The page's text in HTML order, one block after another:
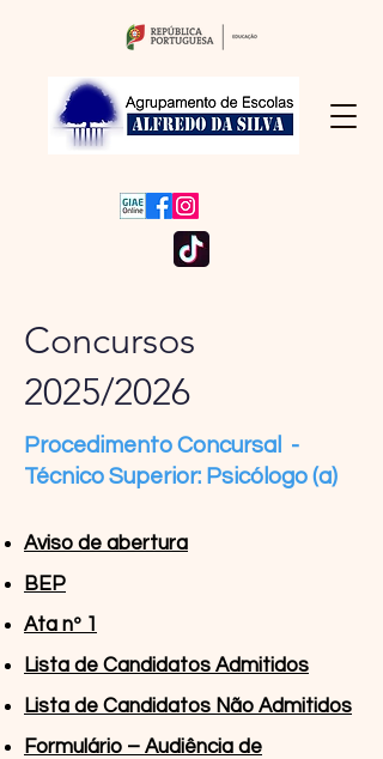
Concursos
2025/2026
Procedimento Concursal -
Técnico Superior: Psicólogo (a)
Aviso de abertura
BEP
Ata nº 1
Lista de Candidatos Admitidos
Lista de Candidatos Não Admitidos
Formulário – Audiência de